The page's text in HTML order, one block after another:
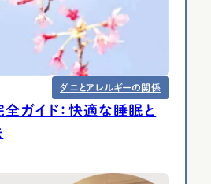
ダニとアレルギーの関係
ガイド：快適な睡眠と